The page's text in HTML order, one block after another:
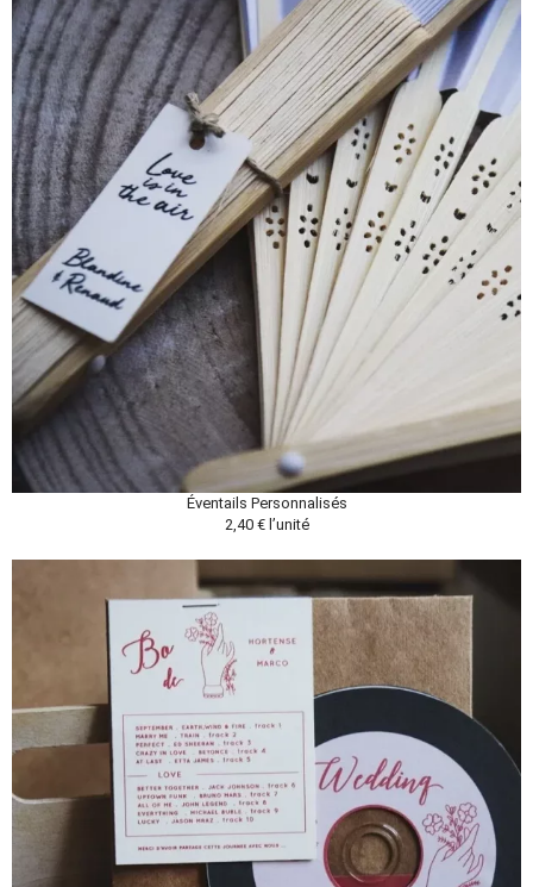
Éventails Personnalisés
2,40 € l’unité